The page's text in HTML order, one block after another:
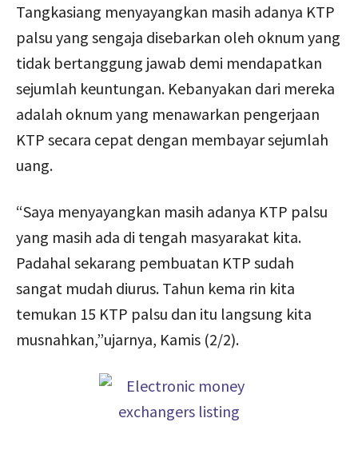
Tangkasiang menyayangkan masih adanya KTP
palsu yang sengaja disebarkan oleh oknum yang
tidak bertanggung jawab demi mendapatkan
sejumlah keuntungan. Kebanyakan dari mereka
adalah oknum yang menawarkan pengerjaan
KTP secara cepat dengan membayar sejumlah
uang.
“Saya menyayangkan masih adanya KTP palsu
yang masih ada di tengah masyarakat kita.
Padahal sekarang pembuatan KTP sudah
sangat mudah diurus. Tahun kema rin kita
temukan 15 KTP palsu dan itu langsung kita
musnahkan,”ujarnya, Kamis (2/2).